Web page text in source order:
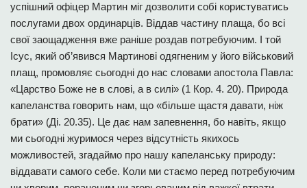
успішний офіцер Мартин міг дозволити собі користуватись
послугами двох ординарців. Віддав частину плаща, бо всі
свої заощадження вже раніше роздав потребуючим. І той
Ісус, який об’явився Мартинові одягненим у його військовий
плащ, промовляє сьогодні до нас словами апостола Павла:
«Царство Боже не в слові, а в силі» (1 Кор. 4. 20). Природа
капеланства говорить нам, що «більше щастя давати, ніж
брати» (Ді. 20.35). Це дає нам запевнення, бо навіть, якщо
ми сьогодні журимося через відсутність якихось
можливостей, згадаймо про нашу капеланську природу:
віддавати самого себе. Коли ми стаємо перед потребуючим